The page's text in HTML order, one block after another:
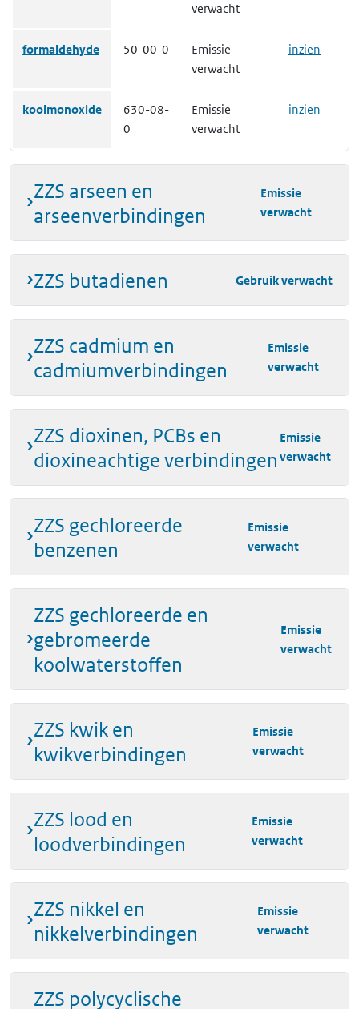
verwacht
formaldehyde 50-00-0
Emissie
verwacht
inzien
koolmonoxide
630-08-
0
Emissie
verwacht
inzien
ZZS arseen en
arseenverbindingen
Emissie
verwacht
ZZS butadienen Gebruik verwacht
ZZS cadmium en
cadmiumverbindingen
Emissie
verwacht
ZZS dioxinen, PCBs en
dioxineachtige verbindingen
Emissie
verwacht
ZZS gechloreerde
benzenen
Emissie
verwacht
ZZS gechloreerde en
gebromeerde
koolwaterstoffen
Emissie
verwacht
ZZS kwik en
kwikverbindingen
Emissie
verwacht
ZZS lood en
loodverbindingen
Emissie
verwacht
ZZS nikkel en
nikkelverbindingen
Emissie
verwacht
ZZS polycyclische